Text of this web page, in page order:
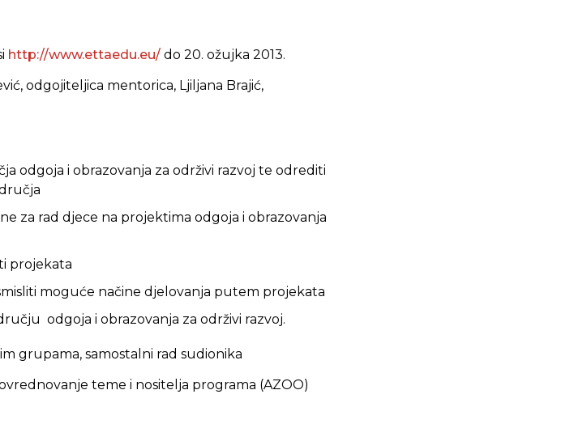
http://www.ettaedu.eu/ do 20. ožujka 2013.
odgojiteljica mentorica, Ljiljana Brajić,
odgoja i obrazovanja za održivi razvoj te odrediti
za rad djece na projektima odgoja i obrazovanja
projekata
moguće načine djelovanja putem projekata
odgoja i obrazovanja za održivi razvoj.
grupama, samostalni rad sudionika
teme i nositelja programa (AZOO)